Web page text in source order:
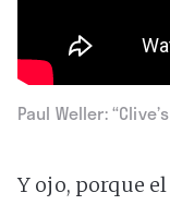
Paul Weller:
Y ojo, porque